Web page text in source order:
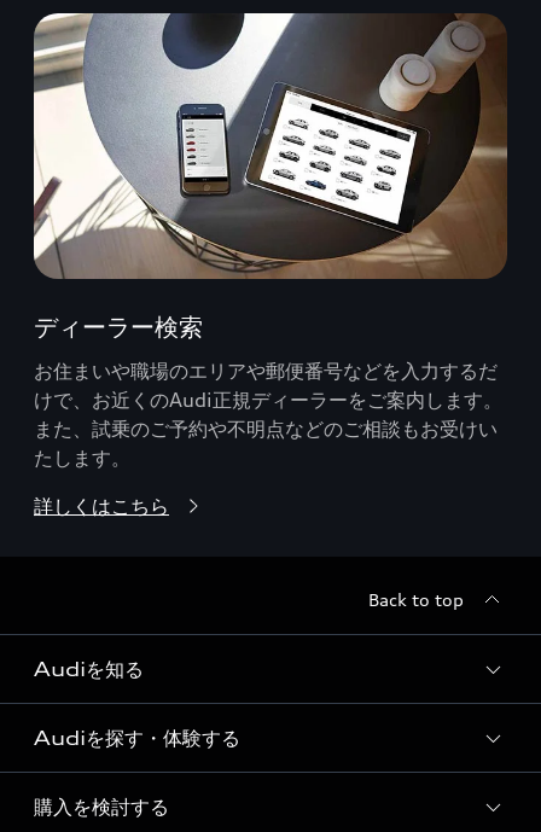
ディーラー検索
お住まいや職場のエリアや郵便番号などを入力するだ
けで、お近くのAudi正規ディーラーをご案内します。
また、試乗のご予約や不明点などのご相談もお受けい
たします。
詳しくはこちら
Back to top
Audiを知る
Audi ブランド
Story of Progress
Audiを探す・体験する
ディーラー検索
購入を検討する